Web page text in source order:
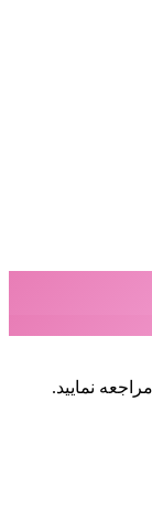
نمایید.